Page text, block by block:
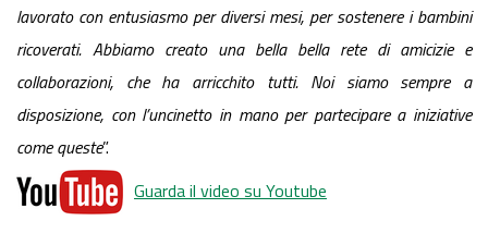
lavorato con entusiasmo per diversi mesi, per sostenere i bambini
ricoverati. Abbiamo creato una bella bella rete di amicizie e
collaborazioni, che ha arricchito tutti. Noi siamo sempre a
disposizione, con l’uncinetto in mano per partecipare a iniziative
come queste”.
Guarda il video su Youtube